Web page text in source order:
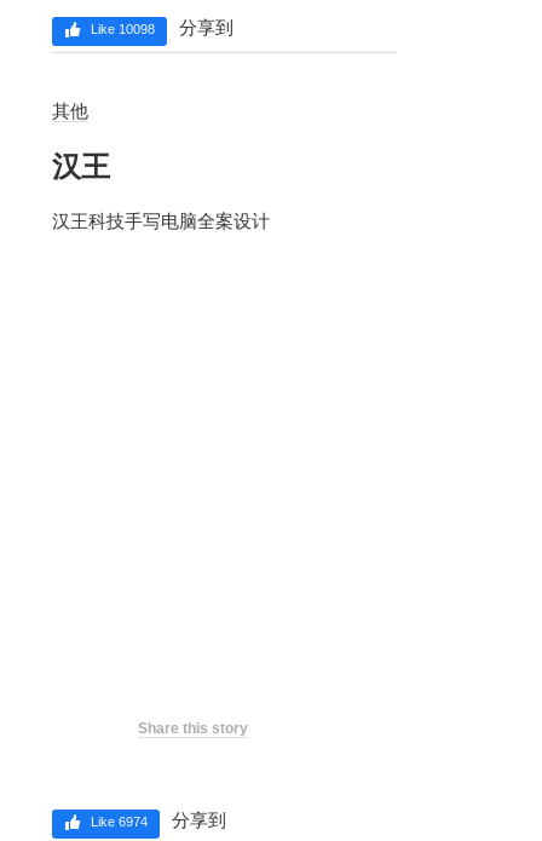
分享到
Like 10098
其他
汉王
汉王科技手写电脑全案设计
Share this story
分享到
Like 6974